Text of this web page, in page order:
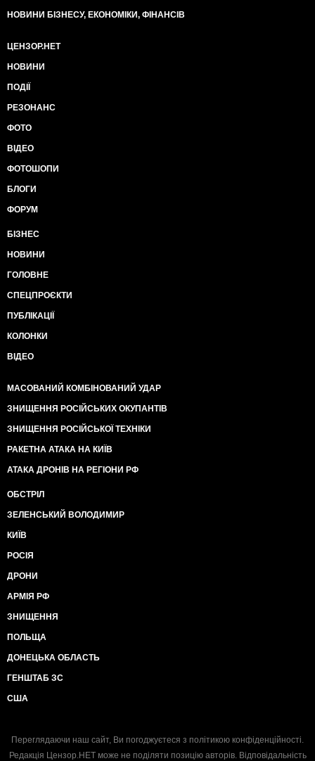
НОВИНИ БІЗНЕСУ, ЕКОНОМІКИ, ФІНАНСІВ
ЦЕНЗОР.НЕТ
НОВИНИ
ПОДІЇ
РЕЗОНАНС
ФОТО
ВІДЕО
ФОТОШОПИ
БЛОГИ
ФОРУМ
БІЗНЕС
НОВИНИ
ГОЛОВНЕ
СПЕЦПРОЄКТИ
ПУБЛІКАЦІЇ
КОЛОНКИ
ВІДЕО
МАСОВАНИЙ КОМБІНОВАНИЙ УДАР
ЗНИЩЕННЯ РОСІЙСЬКИХ ОКУПАНТІВ
ЗНИЩЕННЯ РОСІЙСЬКОЇ ТЕХНІКИ
РАКЕТНА АТАКА НА КИЇВ
АТАКА ДРОНІВ НА РЕГІОНИ РФ
ОБСТРІЛ
ЗЕЛЕНСЬКИЙ ВОЛОДИМИР
КИЇВ
РОСІЯ
ДРОНИ
АРМІЯ РФ
ЗНИЩЕННЯ
ПОЛЬЩА
ДОНЕЦЬКА ОБЛАСТЬ
ГЕНШТАБ ЗС
США
Переглядаючи наш сайт, Ви погоджуєтеся з політикою конфіденційності.
Редакція Цензор.НЕТ може не поділяти позицію авторів. Відповідальність